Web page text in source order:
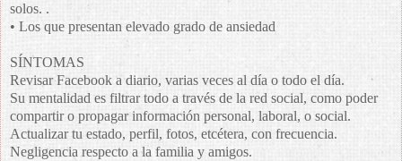
solos. .
• Los que presentan elevado grado de ansiedad
SÍNTOMAS
Revisar Facebook a diario, varias veces al día o todo el día.
Su mentalidad es filtrar todo a través de la red social, como poder
compartir o propagar información personal, laboral, o social.
Actualizar tu estado, perfil, fotos, etcétera, con frecuencia.
Negligencia respecto a la familia y amigos.